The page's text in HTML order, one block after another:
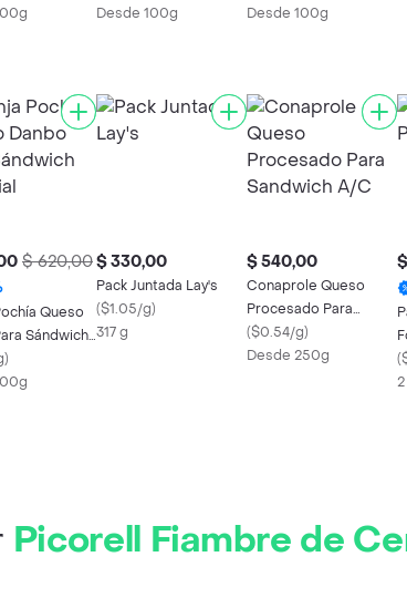
Desde 100g
Desde 100g
$ 620,00
Queso
Sándwich
)
$ 330,00
Pack Juntada Lay's
($1.05/g)
317 g
$ 540,00
Conaprole Queso
Procesado Para
Sandwich A/C
($0.54/g)
Desde 250g
(
Picorell Fiambre de